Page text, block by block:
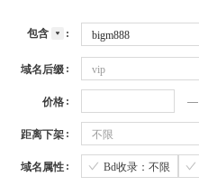
包含
域名后缀 vip
价格
距离下架 不限
域名属性 Bd收录：不限